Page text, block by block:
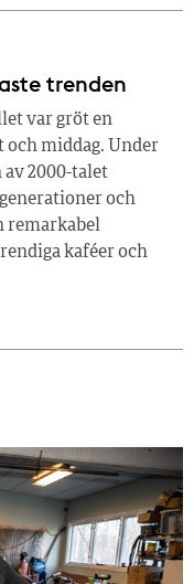
trenden
var gröt en
och middag. Under
av 2000-talet
och
remarkabel
kaféer och